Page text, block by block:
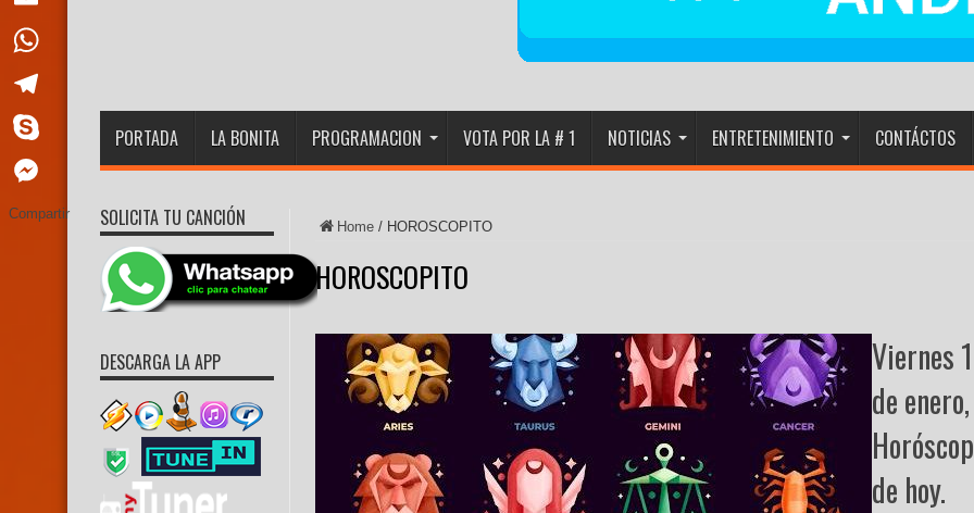
PORTADA LA BONITA PROGRAMACION VOTA POR LA # 1 NOTICIAS ENTRETENIMIENTO CONTÁCTOS
Home / HOROSCOPITO
HOROSCOPITO
Viernes
de enero,
de hoy.
SOLICITA TU CANCIÓN
DESCARGA LA APP
Email
WhatsApp
Telegram
Skype
Messenger
Compartir